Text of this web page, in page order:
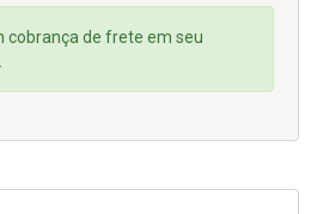
cobrança de frete em seu